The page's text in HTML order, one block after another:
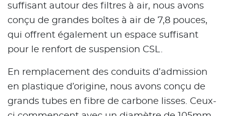
suffisant autour des filtres à air, nous avons
conçu de grandes boîtes à air de 7,8 pouces,
qui offrent également un espace suffisant
pour le renfort de suspension CSL.
En remplacement des conduits d’admission
en plastique d’origine, nous avons conçu de
grands tubes en fibre de carbone lisses. Ceux-